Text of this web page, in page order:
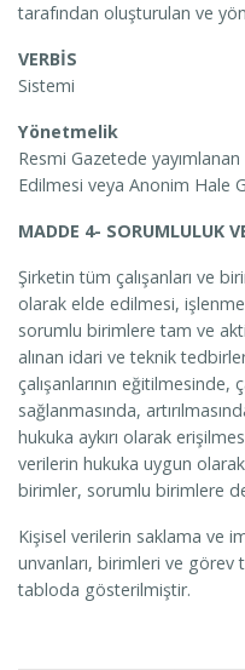
tarafından oluşturulan ve
VERBİS
:
Sistemi
Yönetmelik : 28
Resmi Gazetede
Edilmesi veya Anonim Hale
MADDE 4- SORUMLULUK
Şirketin tüm çalışanları ve
olarak elde edilmesi,
sorumlu birimlere tam ve
alınan idari ve teknik
çalışanlarının eğitilmesinde,
sağlanmasında,
hukuka aykırı olarak
verilerin hukuka uygun
birimler, sorumlu birimlere
Kişisel verilerin saklama ve
unvanları, birimleri ve görev
tabloda gösterilmiştir.